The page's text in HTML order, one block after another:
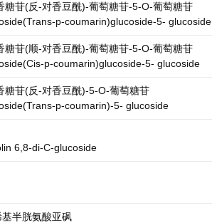
糖苷(反-对香豆酰)-葡萄糖苷-5-O-葡萄糖苷
p-coumarin)glucoside-5- glucoside
糖苷(顺-对香豆酰)-葡萄糖苷-5-O-葡萄糖苷
p-coumarin)glucoside-5- glucoside
糖苷(反-对香豆酰)-5-O-葡萄糖苷
p-coumarin)-5- glucoside
6,8-di-C-glucoside
半胱氨酸亚砜